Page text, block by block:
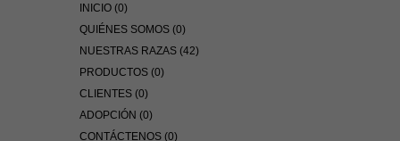
INICIO (0)
QUIÉNES SOMOS (0)
NUESTRAS RAZAS (42)
PRODUCTOS (0)
CLIENTES (0)
ADOPCIÓN (0)
CONTÁCTENOS (0)